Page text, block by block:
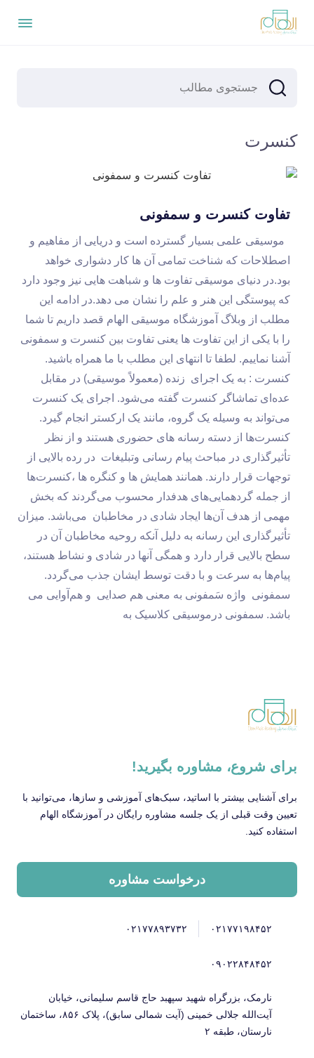
کنسرت
تفاوت کنسرت و سمفونی
موسیقی علمی بسیار گسترده است و دریایی از مفاهیم و
اصطلاحات که شناخت تمامی آن ها کار دشواری خواهد
بود.در دنیای موسیقی تفاوت ها و شباهت هایی نیز وجود دارد
که پیوستگی این هنر و علم را نشان می دهد.در ادامه این
مطلب از وبلاگ آموزشگاه موسیقی الهام قصد داریم تا شما
را با یکی از این تفاوت ها یعنی تفاوت بین کنسرت و سمفونی
آشنا نماییم. لطفا تا انتهای این مطلب با ما همراه باشید.
کنسرت : به یک اجرای زنده (معمولاً موسیقی) در مقابل
عده‌ای تماشاگر کنسرت گفته می‌شود. اجرای یک کنسرت
می‌تواند به وسیله یک گروه، مانند یک ارکستر انجام گیرد.
کنسرت‌ها از دسته رسانه های حضوری هستند و از نظر
تأثیرگذاری در مباحث پیام رسانی وتبلیغات در رده بالایی از
توجهات قرار دارند. همانند همایش ها و کنگره ها ،کنسرت‌ها
از جمله گردهمایی‌های هدفدار محسوب می‌گردند که بخش
مهمی از هدف آن‌ها ایجاد شادی در مخاطبان می‌باشد. میزان
تأثیرگذاری این رسانه به دلیل آنکه روحیه مخاطبان آن در
سطح بالایی قرار دارد و همگی آنها در شادی و نشاط هستند،
پیام‌ها به سرعت و با دقت توسط ایشان جذب می‌گردد.
سمفونی واژه سَمفونی‏ به‌ معنی هم صدایی و هم‌آوایی می
باشد. سمفونی درموسیقی کلاسیک به
برای شروع، مشاوره بگیرید!
برای آشنایی بیشتر با اساتید، سبک‌های آموزشی و سازها، می‌توانید با
تعیین وقت قبلی از یک جلسه مشاوره رایگان در آموزشگاه الهام
استفاده کنید.
درخواست مشاوره
۰۲۱۷۷۱۹۸۴۵۲ ۰۲۱۷۷۸۹۳۷۳۲
۰۹۰۲۲۸۴۸۴۵۲
نارمک، بزرگراه شهید سپهبد حاج قاسم سلیمانی، خیابان
آیت‌الله جلالی خمینی (آیت شمالی سابق)، پلاک ۸۵۶، ساختمان
نارستان، طبقه ۲